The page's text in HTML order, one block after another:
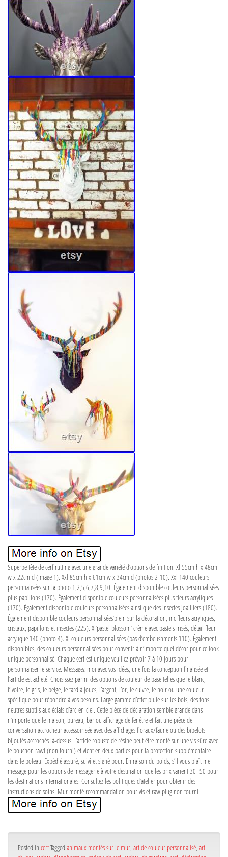
Superbe tête de cerf rutting avec une grande variété d’options de finition. Xl 55cm h x 48cm
w x 22cm d (image 1). Xxl 85cm h x 61cm w x 34cm d (photos 2-10). Xxl 140 couleurs
personnalisées sur la photo 1,2,5,6,7,8,9,10. Également disponible couleurs personnalisées
plus papillons (170). Également disponible couleurs personnalisées plus fleurs acryliques
(170). Également disponible couleurs personnalisées ainsi que des insectes joailliers (180).
Également disponible couleurs personnalisées’plein sur la décoration, inc fleurs acryliques,
cristaux, papillons et insectes (225). Xl’pastel blossom’ crème avec pastels irisés, détail fleur
acrylique 140 (photo 4). Xl couleurs personnalisées (pas d’embelishments 110). Également
disponibles, des couleurs personnalisées pour convenir à n’importe quel décor pour ce look
unique personnalisé. Chaque cerf est unique veuillez prévoir 7 à 10 jours pour
personnaliser le service. Messagez-moi avec vos idées, une fois la conception finalisée et
l’article est acheté. Choisissez parmi des options de couleur de base telles que le blanc,
l’ivoire, le gris, le beige, le fard à joues, l’argent, l’or, le cuivre, le noir ou une couleur
spécifique pour répondre à vos besoins. Large gamme d’effet pluie sur les bois, des tons
neutres subtils aux éclats d’arc-en-ciel. Cette pièce de déclaration semble grande dans
n’importe quelle maison, bureau, bar ou affichage de fenêtre et fait une pièce de
conversation accrocheur accessoirisée avec des affichages floraux/faune ou des bibelots
bijoutés accrochés là-dessus. L’article robuste de résine peut être monté sur une vis sûre avec
le bouchon rawl (non fourni) et vient en deux parties pour la protection supplémentaire
dans le poteau. Expédié assuré, suivi et signé pour. En raison du poids, s’il vous plaît me
message pour les options de messagerie à votre destination que les prix varient 30- 50 pour
les destinations internationales. Consultez les politiques d’atelier pour obtenir des
instructions de soins. Mur monté recommandation pour vis et rawlplug non fourni.
Posted in cerfTagged animaux montés sur le mur art de couleur personnalisé art